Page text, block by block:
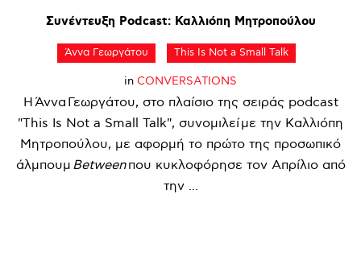
Συνέντευξη Podcast: Καλλιόπη Μητροπούλου
Άννα Γεωργάτου This Is Not a Small Talk
in CONVERSATIONS
Η Άννα Γεωργάτου, στο πλαίσιο της σειράς podcast
"This Is Not a Small Talk", συνομιλεί με την Καλλιόπη
Μητροπούλου, με αφορμή το πρώτο της προσωπικό
άλμπουμ Betweenπου κυκλοφόρησε τον Απρίλιο από
την ...